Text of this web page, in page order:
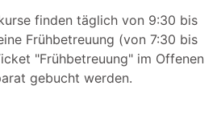
finden täglich von 9:30 bis
Frühbetreuung (von 7:30 bis
"Frühbetreuung" im Offenen
gebucht werden.